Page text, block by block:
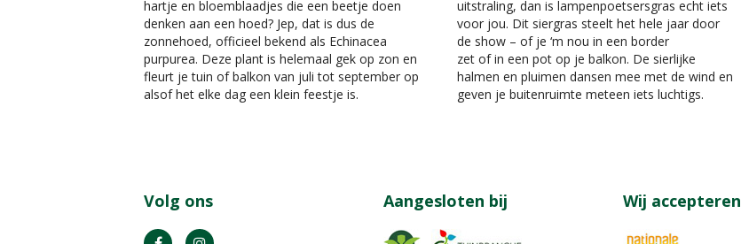
hartje en bloemblaadjes die een beetje doen
denken aan een hoed? Jep, dat is dus de
zonnehoed, officieel bekend als Echinacea
purpurea. Deze plant is helemaal gek op zon en
fleurt je tuin of balkon van juli tot september op
alsof het elke dag een klein feestje is.
uitstraling, dan is lampenpoetsersgras echt iets
voor jou. Dit siergras steelt het hele jaar door
de show – of je ‘m nou in een border
zet of in een pot op je balkon. De sierlijke
halmen en pluimen dansen mee met de wind en
geven je buitenruimte meteen iets luchtigs.
Volg ons Aangesloten bij Wij accepteren